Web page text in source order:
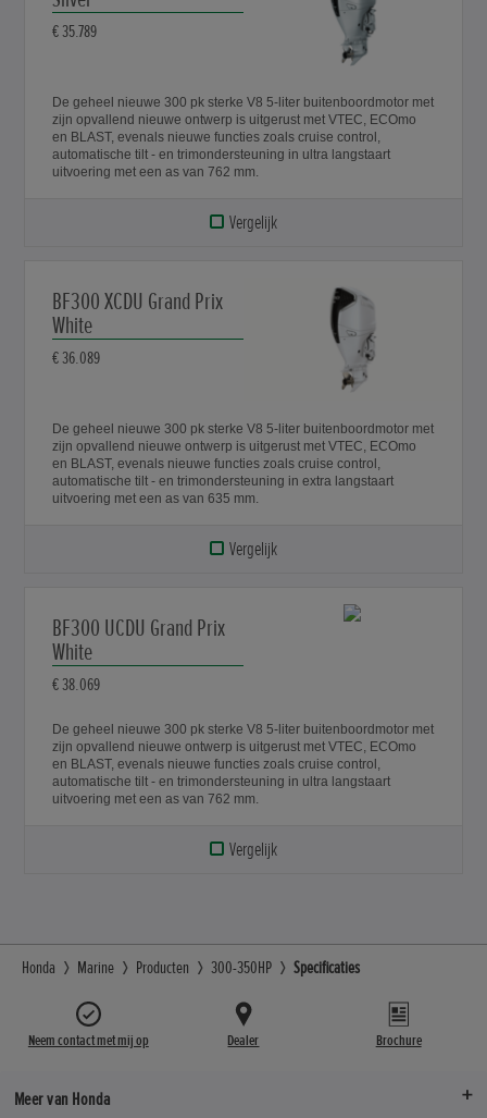
€ 35.789
De geheel nieuwe 300 pk sterke V8 5-liter buitenboordmotor met
zijn opvallend nieuwe ontwerp is uitgerust met VTEC, ECOmo
en BLAST, evenals nieuwe functies zoals cruise control,
automatische tilt - en trimondersteuning in ultra langstaart
uitvoering met een as van 762 mm.
Vergelijk
BF300 XCDU Grand Prix
White
€ 36.089
De geheel nieuwe 300 pk sterke V8 5-liter buitenboordmotor met
zijn opvallend nieuwe ontwerp is uitgerust met VTEC, ECOmo
en BLAST, evenals nieuwe functies zoals cruise control,
automatische tilt - en trimondersteuning in extra langstaart
uitvoering met een as van 635 mm.
Vergelijk
BF300 UCDU Grand Prix
White
€ 38.069
De geheel nieuwe 300 pk sterke V8 5-liter buitenboordmotor met
zijn opvallend nieuwe ontwerp is uitgerust met VTEC, ECOmo
en BLAST, evenals nieuwe functies zoals cruise control,
automatische tilt - en trimondersteuning in ultra langstaart
uitvoering met een as van 762 mm.
Vergelijk
Honda Marine Producten 300-350HP Specificaties
Neem contact met mij op Dealer Brochure
Meer van Honda